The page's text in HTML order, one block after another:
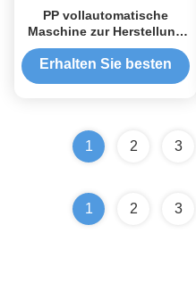
PP vollautomatische
Maschine zur Herstellung
von Kunststoffbanden 9
mm Einzelschraube
Erhalten Sie besten
1 2 3
1 2 3